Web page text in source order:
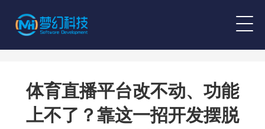
体育直播平台改不动、功能
上不了？靠这一招开发摆脱